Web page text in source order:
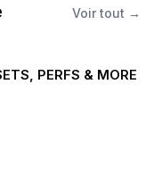
Voir tout →
PERFS & MORE